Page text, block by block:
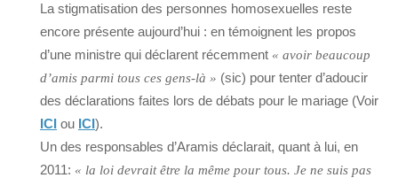
La stigmatisation des personnes homosexuelles reste
encore présente aujourd’hui : en témoignent les propos
d’une ministre qui déclarent récemment « avoir beaucoup
d’amis parmi tous ces gens-là » (sic) pour tenter d’adoucir
des déclarations faites lors de débats pour le mariage (Voir
ICI ou ICI).
Un des responsables d’Aramis déclarait, quant à lui, en
2011: « la loi devrait être la même pour tous. Je ne suis pas